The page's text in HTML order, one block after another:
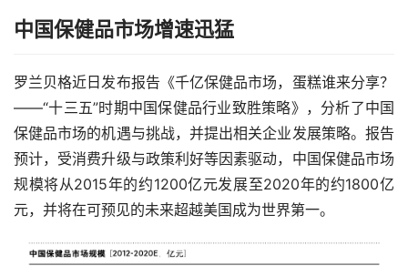
中国保健品市场增速迅猛
罗兰贝格近日发布报告《千亿保健品市场，蛋糕谁来分享？
——“十三五”时期中国保健品行业致胜策略》，分析了中国
保健品市场的机遇与挑战，并提出相关企业发展策略。报告
预计，受消费升级与政策利好等因素驱动，中国保健品市场
规模将从2015年的约1200亿元发展至2020年的约1800亿
元，并将在可预见的未来超越美国成为世界第一。